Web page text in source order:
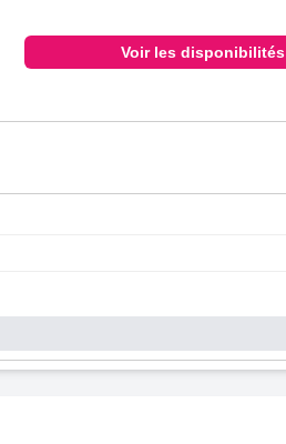
Voir les disponibilités